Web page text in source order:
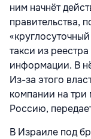
ним начнёт
правительства,
такси из
информации. В
Из-за этого
компании на три
Россию,
В Израиле под